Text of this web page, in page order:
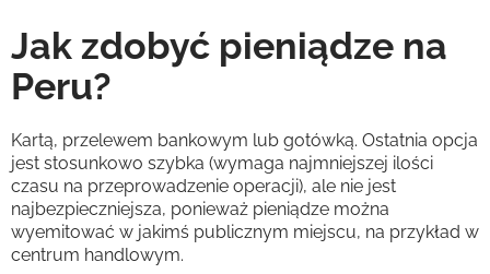
Jak zdobyć pieniądze na
Peru?
Kartą, przelewem bankowym lub gotówką. Ostatnia opcja
jest stosunkowo szybka (wymaga najmniejszej ilości
czasu na przeprowadzenie operacji), ale nie jest
najbezpieczniejsza, ponieważ pieniądze można
wyemitować w jakimś publicznym miejscu, na przykład w
centrum handlowym.